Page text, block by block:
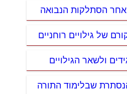
הסתלקות הנבואה
של גילויים רוחניים
ולשאר הגילויים
שבלימוד התורה